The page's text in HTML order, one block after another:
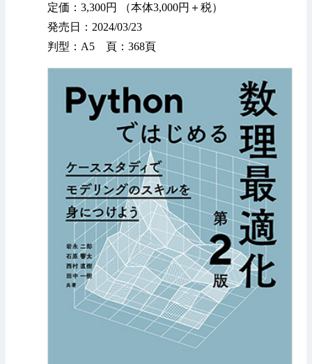
定価：3,300円 （本体3,000円＋税）
発売日：2024/03/23
判型：A5 頁：368頁